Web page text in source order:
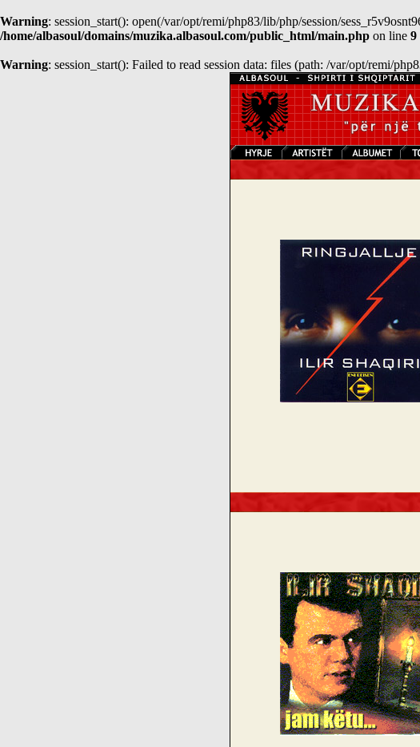
Warning: session_start(): open(/var/opt/remi/php83/lib/php/session/
/home/albasoul/domains/muzika.albasoul.com/public_html/main.php on line 9
Warning: session_start(): Failed to read session data: files (path: /var/opt/remi/